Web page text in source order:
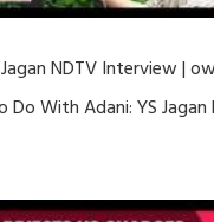
NDTV Interview |
Do With Adani: YS